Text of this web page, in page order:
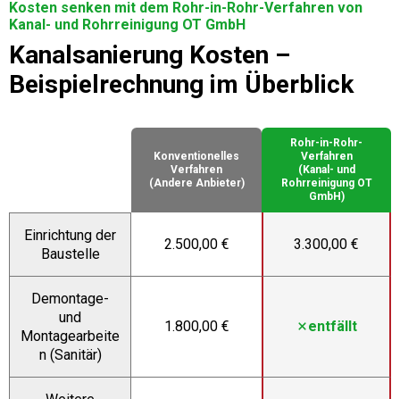
Kosten senken mit dem Rohr-in-Rohr-Verfahren von
Kanal- und Rohrreinigung OT GmbH
Kanalsanierung Kosten –
Beispielrechnung im Überblick
Konventionelles
Verfahren
(Andere Anbieter)
Rohr-in-Rohr-
Verfahren
(Kanal- und
Rohrreinigung OT
GmbH)
Einrichtung der
Baustelle
2.500,00 € 3.300,00 €
Demontage-
und
Montagearbeite
n (Sanitär)
1.800,00 € entfällt